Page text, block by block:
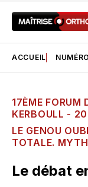
ACCUEIL
17ÈME FORUM
KERBOULL -
LE GENOU
TOTALE.
Le débat